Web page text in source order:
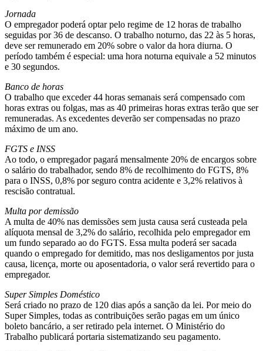
Jornada
O empregador poderá optar pelo regime de 12 horas de trabalho
seguidas por 36 de descanso. O trabalho noturno, das 22 às 5 horas,
deve ser remunerado em 20% sobre o valor da hora diurna. O
período também é especial: uma hora noturna equivale a 52 minutos
e 30 segundos.
Banco de horas
O trabalho que exceder 44 horas semanais será compensado com
horas extras ou folgas, mas as 40 primeiras horas extras terão que ser
remuneradas. As excedentes deverão ser compensadas no prazo
máximo de um ano.
FGTS e INSS
Ao todo, o empregador pagará mensalmente 20% de encargos sobre
o salário do trabalhador, sendo 8% de recolhimento do FGTS, 8%
para o INSS, 0,8% por seguro contra acidente e 3,2% relativos à
rescisão contratual.
Multa por demissão
A multa de 40% nas demissões sem justa causa será custeada pela
alíquota mensal de 3,2% do salário, recolhida pelo empregador em
um fundo separado ao do FGTS. Essa multa poderá ser sacada
quando o empregado for demitido, mas nos desligamentos por justa
causa, licença, morte ou aposentadoria, o valor será revertido para o
empregador.
Super Simples Doméstico
Será criado no prazo de 120 dias após a sanção da lei. Por meio do
Super Simples, todas as contribuições serão pagas em um único
boleto bancário, a ser retirado pela internet. O Ministério do
Trabalho publicará portaria sistematizando seu pagamento.